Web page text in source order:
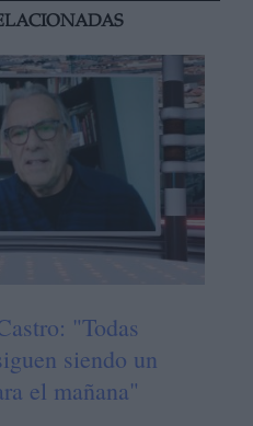
"Todas
siendo un
el mañana"